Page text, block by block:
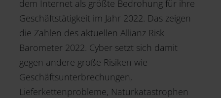
dem Internet als größte Bedrohung für ihre
Geschäftstätigkeit im Jahr 2022. Das zeigen
die Zahlen des aktuellen Allianz Risk
Barometer 2022. Cyber setzt sich damit
gegen andere große Risiken wie
Geschäftsunterbrechungen,
Lieferkettenprobleme, Naturkatastrophen